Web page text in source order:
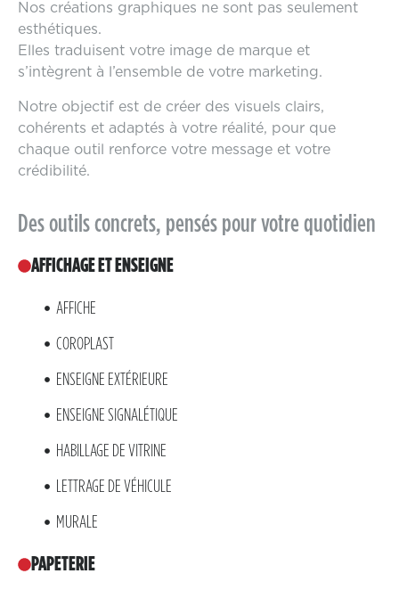
Nos créations graphiques ne sont pas seulement
esthétiques.
Elles traduisent votre image de marque et
s’intègrent à l’ensemble de votre marketing.
Notre objectif est de créer des visuels clairs,
cohérents et adaptés à votre réalité, pour que
chaque outil renforce votre message et votre
crédibilité.
Des outils concrets, pensés pour votre quotidien
AFFICHAGE ET ENSEIGNE
AFFICHE
COROPLAST
ENSEIGNE EXTÉRIEURE
ENSEIGNE SIGNALÉTIQUE
HABILLAGE DE VITRINE
LETTRAGE DE VÉHICULE
MURALE
PAPETERIE